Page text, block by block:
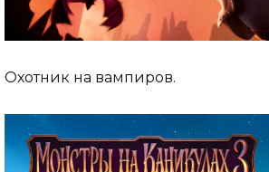
Охотник на вампиров.